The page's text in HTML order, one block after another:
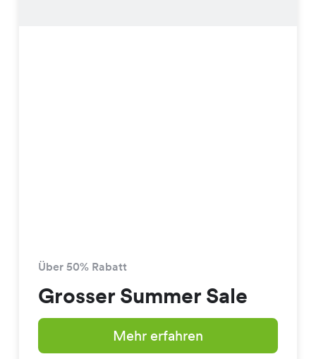
Über 50% Rabatt
Grosser Summer Sale
Mehr erfahren